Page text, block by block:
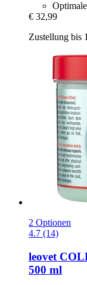
€ 32,99
Zustellung bis
2 Optionen
4.7 (14)
leovet
500 ml